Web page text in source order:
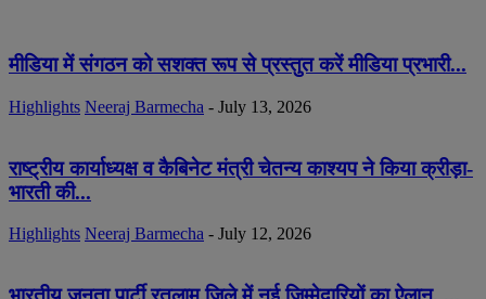
मीडिया में संगठन को सशक्त रूप से प्रस्तुत करें मीडिया प्रभारी...
Highlights Neeraj Barmecha - July 13, 2026
राष्ट्रीय कार्याध्यक्ष व कैबिनेट मंत्री चेतन्य काश्यप ने किया क्रीड़ा-
भारती की...
Highlights Neeraj Barmecha - July 12, 2026